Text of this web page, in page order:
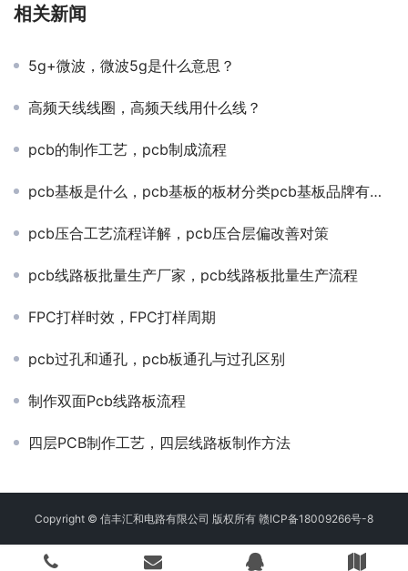
相关新闻
5g+微波，微波5g是什么意思？
高频天线线圈，高频天线用什么线？
pcb的制作工艺，pcb制成流程
pcb基板是什么，pcb基板的板材分类pcb基板品牌有哪些？
pcb压合工艺流程详解，pcb压合层偏改善对策
pcb线路板批量生产厂家，pcb线路板批量生产流程
FPC打样时效，FPC打样周期
pcb过孔和通孔，pcb板通孔与过孔区别
制作双面Pcb线路板流程
四层PCB制作工艺，四层线路板制作方法
Copyright © 信丰汇和电路有限公司 版权所有 赣ICP备18009266号-8